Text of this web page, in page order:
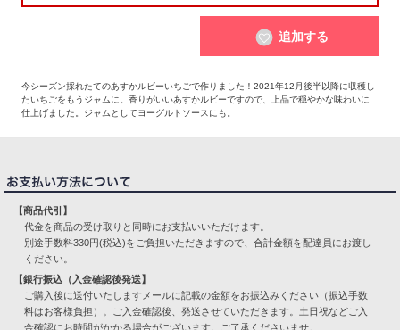
追加する
今シーズン採れたてのあすかルビーいちごで作りました！2021年12月後半以降に収穫し
たいちごをもうジャムに。香りがいいあすかルビーですので、上品で穏やかな味わいに
仕上げました。ジャムとしてヨーグルトソースにも。
【商品代引】
代金を商品の受け取りと同時にお支払いいただけます。
別途手数料330円(税込)をご負担いただきますので、合計金額を配達員にお渡し
ください。
【銀行振込（入金確認後発送】
ご購入後に送付いたしますメールに記載の金額をお振込みください（振込手数
料はお客様負担）。ご入金確認後、発送させていただきます。土日祝などご入
金確認にお時間がかかる場合がございます。ご了承くださいませ。